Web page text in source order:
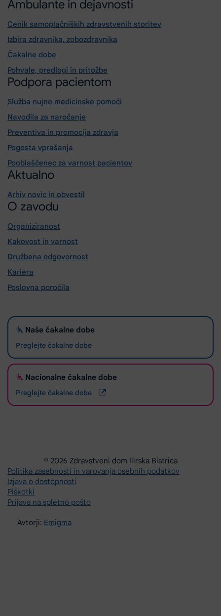
Ambulante in dejavnosti
Cenik samoplačniških zdravstvenih storitev
Izbira zdravnika, zobozdravnika
Čakalne dobe
Pohvale, predlogi in pritožbe
Podpora pacientom
Služba nujne medicinske pomoči
Navodila za naročanje
Preventiva in promocija zdravja
Pogosta vprašanja
Pooblaščenec za varnost pacientov
Aktualno
Arhiv novic in obvestil
O zavodu
Organiziranost
Kakovost in varnost
Družbena odgovornost
Kariera
Poslovna poročila
Naše čakalne dobe
Preglejte čakalne dobe
Nacionalne čakalne dobe
Preglejte čakalne dobe
© 2026 Zdravstveni dom Ilirska Bistrica
Politika zasebnosti in varovanja osebnih podatkov
Izjava o dostopnosti
Piškotki
Prijava na spletno pošto
Avtorji: Emigma